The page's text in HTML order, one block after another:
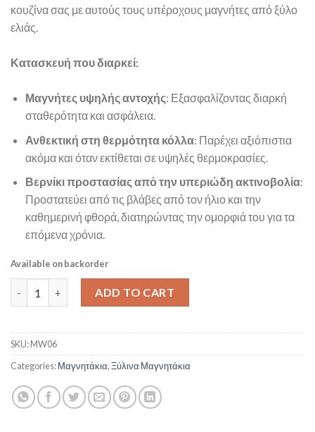
κουζίνα σας με αυτούς τους υπέροχους μαγνήτες από ξύλο
ελιάς.
Κατασκευή που διαρκεί:
Μαγνήτες υψηλής αντοχής: Εξασφαλίζοντας διαρκή
σταθερότητα και ασφάλεια.
Ανθεκτική στη θερμότητα κόλλα: Παρέχει αξιόπιστια
ακόμα και όταν εκτίθεται σε υψηλές θερμοκρασίες.
Βερνίκι προστασίας από την υπεριώδη ακτινοβολία:
Προστατεύει από τις βλάβες από τον ήλιο και την
καθημερινή φθορά, διατηρώντας την ομορφιά του για τα
επόμενα χρόνια.
Available on backorder
ADD TO CART
SKU:MW06
Categories:Μαγνητάκια,Ξύλινα Μαγνητάκια